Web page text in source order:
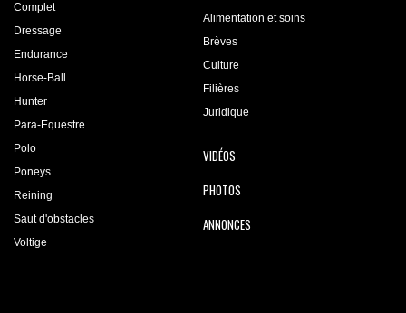
Complet
Dressage
Endurance
Horse-Ball
Hunter
Para-Equestre
Polo
Poneys
Reining
Saut d'obstacles
Voltige
Alimentation et soins
Brèves
Culture
Filières
Juridique
VIDÉOS
PHOTOS
ANNONCES